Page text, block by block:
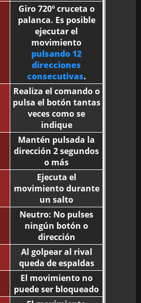
Giro 720º cruceta o
palanca. Es posible
ejecutar el
movimiento
pulsando 12
direcciones
consecutivas.
Realiza el comando o
pulsa el botón tantas
veces como se
indique
Mantén pulsada la
dirección 2 segundos
o más
Ejecuta el
movimiento durante
un salto
Neutro: No pulses
ningún botón o
dirección
Al golpear al rival
queda de espaldas
El movimiento no
puede ser bloqueado